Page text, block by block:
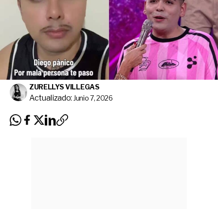
ZURELLYS VILLEGAS
Actualizado: Junio 7, 2026